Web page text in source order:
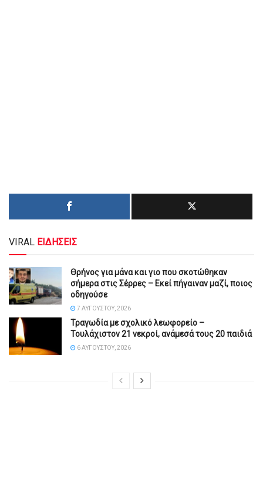
VIRAL ΕΙΔΗΣΕΙΣ
Θρήνος για μάνα και γιο που σκοτώθηκαν
σήμερα στις Σέρρες – Εκεί πήγαιναν μαζί, ποιος
οδηγούσε
7 ΑΥΓΟΎΣΤΟΥ, 2026
Τραγωδία με σχολικό λεωφορείο –
Τουλάχιστον 21 νεκροί, ανάμεσά τους 20 παιδιά
6 ΑΥΓΟΎΣΤΟΥ, 2026